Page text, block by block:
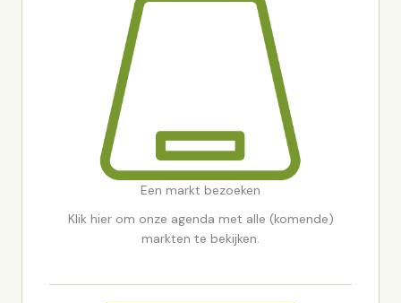
Een markt bezoeken
Klik hier om onze agenda met alle (komende)
markten te bekijken.